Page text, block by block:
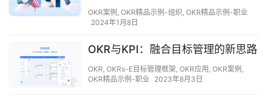
OKR案例 , OKR精品示例-组织, OKR精品示例-职业
2024年1月8日
OKR与KPI：融合目标管理的新思路
OKR, OKRs-E目标管理框架, OKR应用 , OKR案例 ,
OKR精品示例-职业 2023年8月3日